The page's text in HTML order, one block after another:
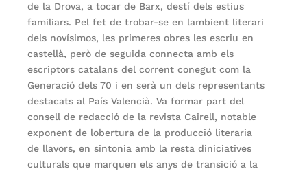
de la Drova, a tocar de Barx, destí dels estius
familiars. Pel fet de trobar-se en lambient literari
dels novísimos, les primeres obres les escriu en
castellà, però de seguida connecta amb els
escriptors catalans del corrent conegut com la
Generació dels 70 i en serà un dels representants
destacats al País Valencià. Va formar part del
consell de redacció de la revista Cairell, notable
exponent de lobertura de la producció literaria
de llavors, en sintonia amb la resta diniciatives
culturals que marquen els anys de transició a la